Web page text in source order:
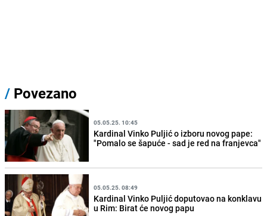
/ Povezano
05.05.25. 10:45
Kardinal Vinko Puljić o izboru novog pape:
"Pomalo se šapuće - sad je red na franjevca"
05.05.25. 08:49
Kardinal Vinko Puljić doputovao na konklavu
u Rim: Birat će novog papu